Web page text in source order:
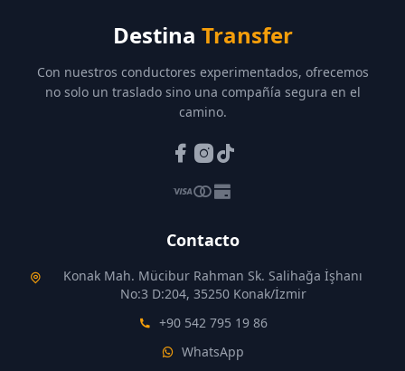
Destina Transfer
Con nuestros conductores experimentados, ofrecemos
no solo un traslado sino una compañía segura en el
camino.
Contacto
Konak Mah. Mücibur Rahman Sk. Salihağa İşhanı
No:3 D:204, 35250 Konak/İzmir
+90 542 795 19 86
WhatsApp